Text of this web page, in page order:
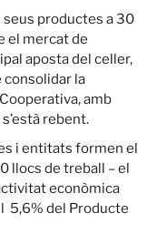
seus productes a 30
el mercat de
aposta del celler,
consolidar la
amb
rebent.
i entitats formen el
llocs de treball – el
econòmica
5,6% del Producte